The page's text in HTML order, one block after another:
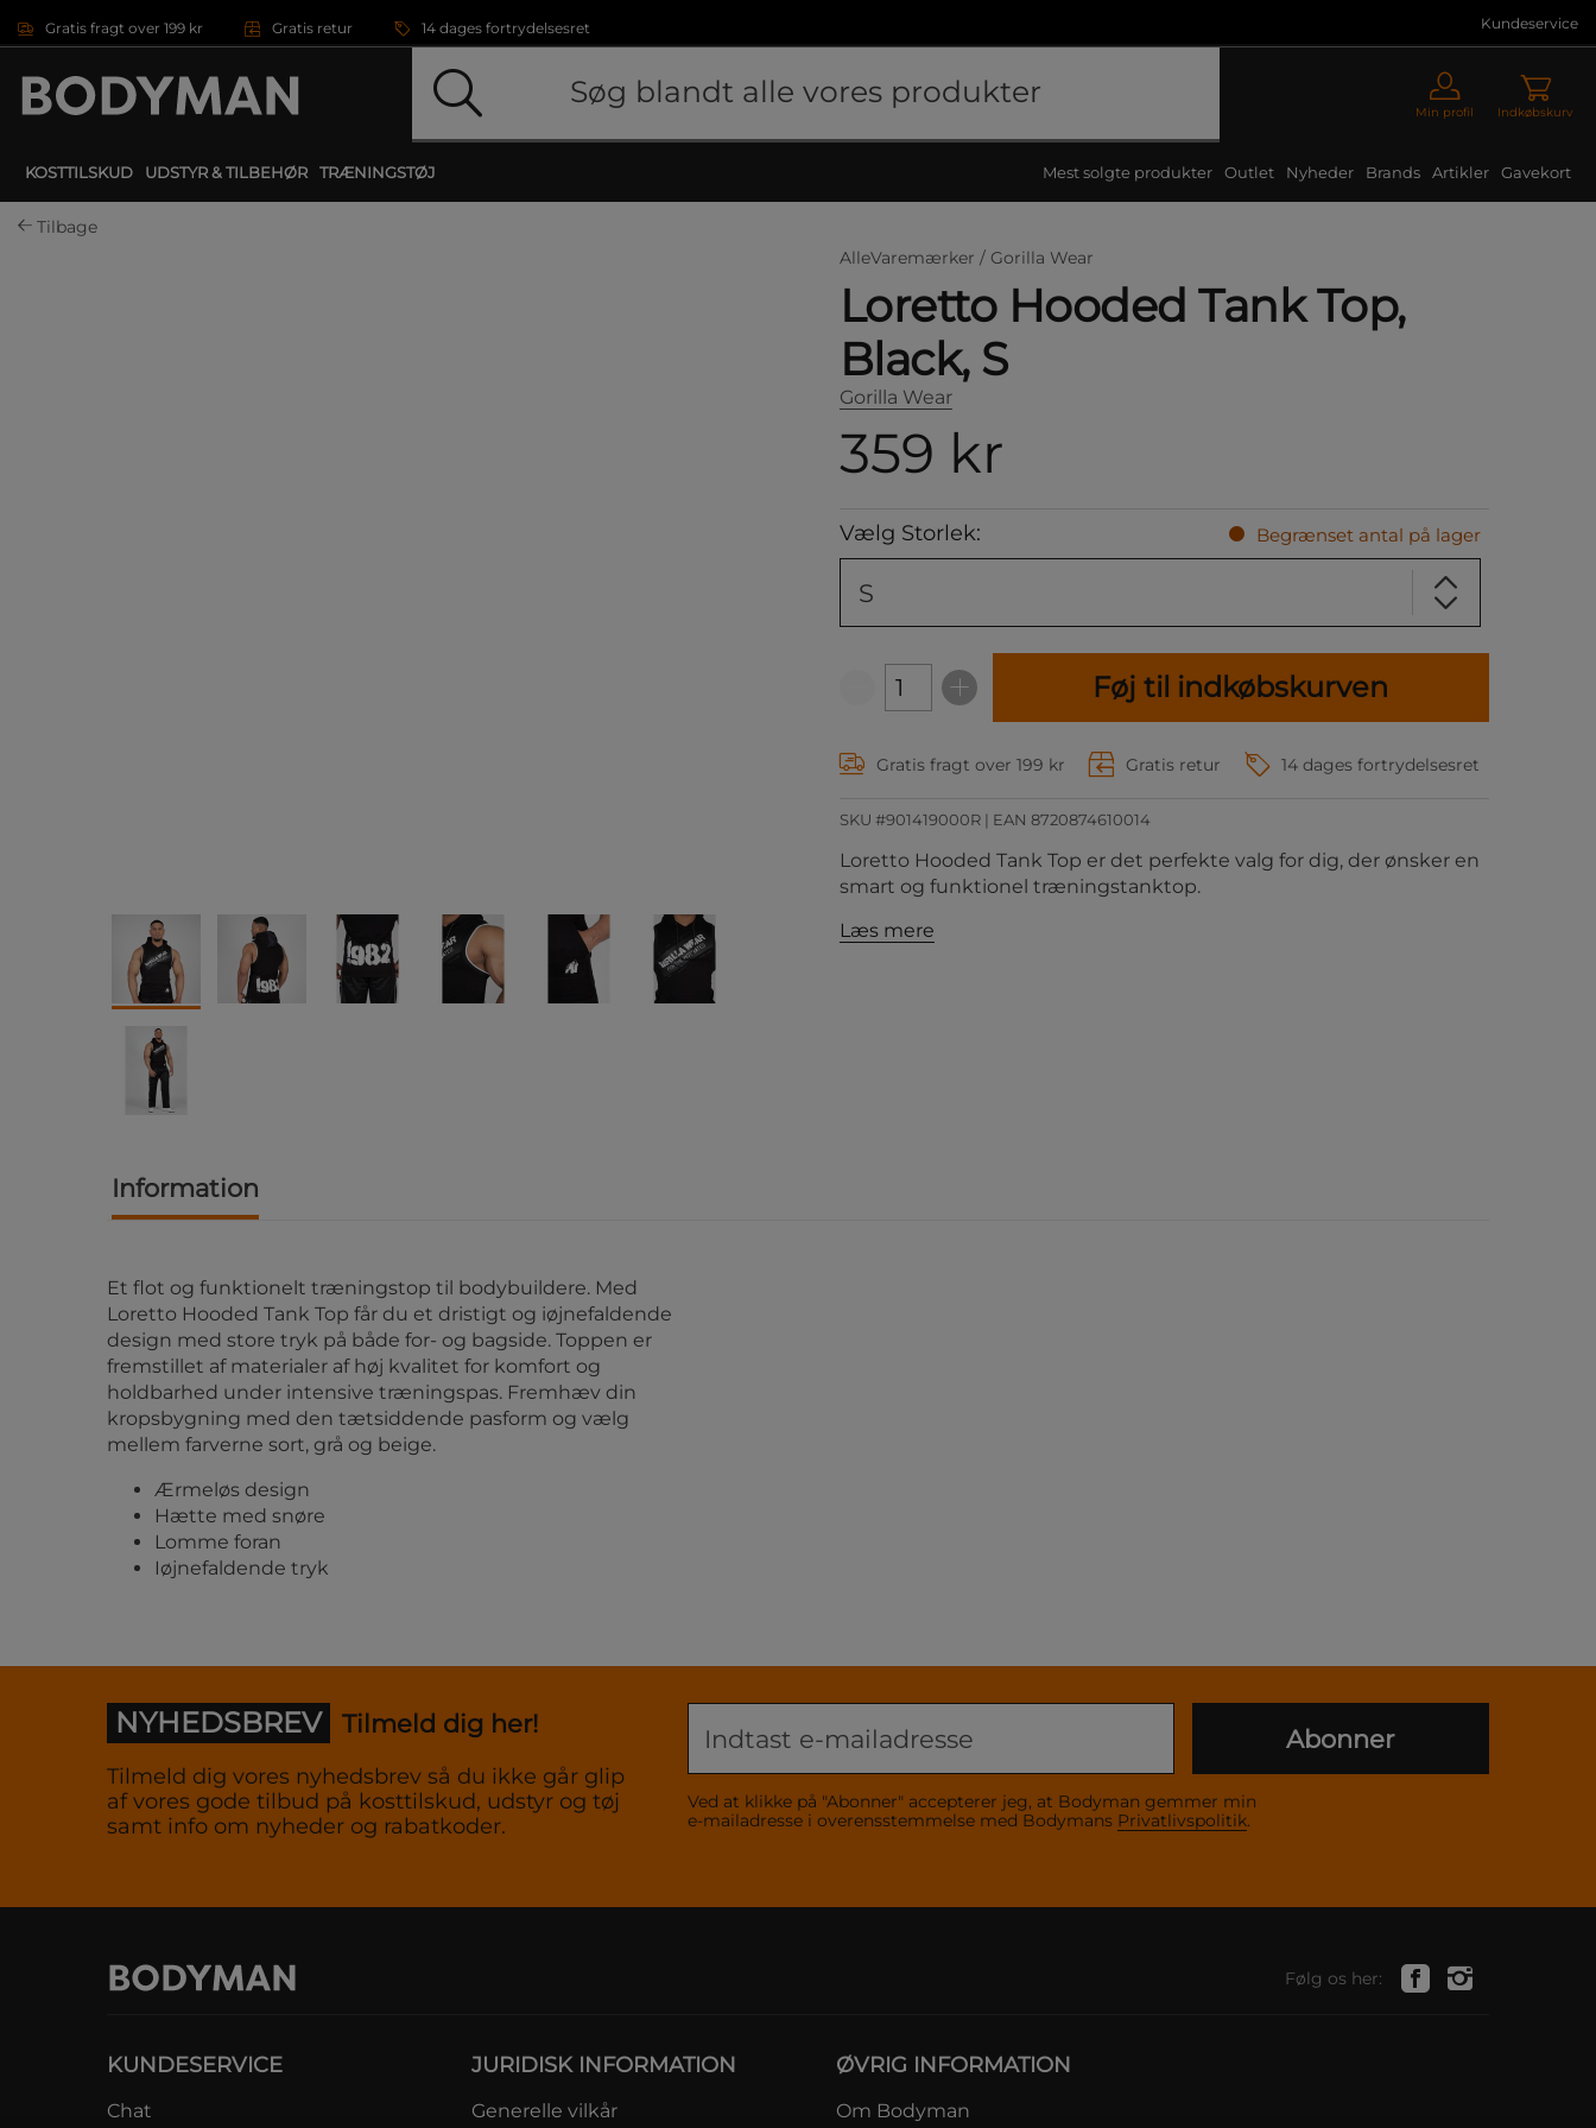
Gratis fragt over 199 kr Gratis retur 14 dages fortrydelsesret Kundeservice
Min profil Indkøbskurv
KOSTTILSKUD UDSTYR & TILBEHØR TRÆNINGSTØJ Mest solgte produkter Outlet Nyheder Brands Artikler Gavekort
Tilbage
AlleVaremærker / Gorilla Wear
Loretto Hooded Tank Top,
Black, S
Gorilla Wear
359 kr
Vælg Storlek: Begrænset antal på lager
S
Føj til indkøbskurven
Gratis fragt over 199 kr Gratis retur 14 dages fortrydelsesret
SKU #901419000R | EAN 8720874610014
Loretto Hooded Tank Top er det perfekte valg for dig, der ønsker en
smart og funktionel træningstanktop.
Læs mere
Information
Et flot og funktionelt træningstop til bodybuildere. Med
Loretto Hooded Tank Top får du et dristigt og iøjnefaldende
design med store tryk på både for- og bagside. Toppen er
fremstillet af materialer af høj kvalitet for komfort og
holdbarhed under intensive træningspas. Fremhæv din
kropsbygning med den tætsiddende pasform og vælg
mellem farverne sort, grå og beige.
Ærmeløs design
Hætte med snøre
Lomme foran
Iøjnefaldende tryk
NYHEDSBREV Tilmeld dig her!
Tilmeld dig vores nyhedsbrev så du ikke går glip
af vores gode tilbud på kosttilskud, udstyr og tøj
samt info om nyheder og rabatkoder.
Ved at klikke på "Abonner" accepterer jeg, at Bodyman gemmer min
e-mailadresse i overensstemmelse med Bodymans Privatlivspolitik.
Abonner
Følg os her:
KUNDESERVICE
Chat
JURIDISK INFORMATION
Generelle vilkår
ØVRIG INFORMATION
Om Bodyman